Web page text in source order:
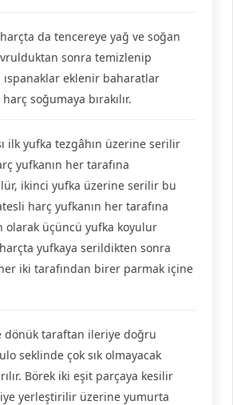
da tencereye yağ ve soğan
sonra temizlenip
eklenir baharatlar
soğumaya bırakılır.
ilk yufka tezgâhın üzerine serilir
yufkanın her tarafına
ikinci yufka üzerine serilir bu
harç yufkanın her tarafına
olarak üçüncü yufka koyulur
harçta yufkaya serildikten sonra
iki tarafından birer parmak içine
dönük taraftan ileriye doğru
seklinde çok sık olmayacak
Börek iki eşit parçaya kesilir
yerleştirilir üzerine yumurta